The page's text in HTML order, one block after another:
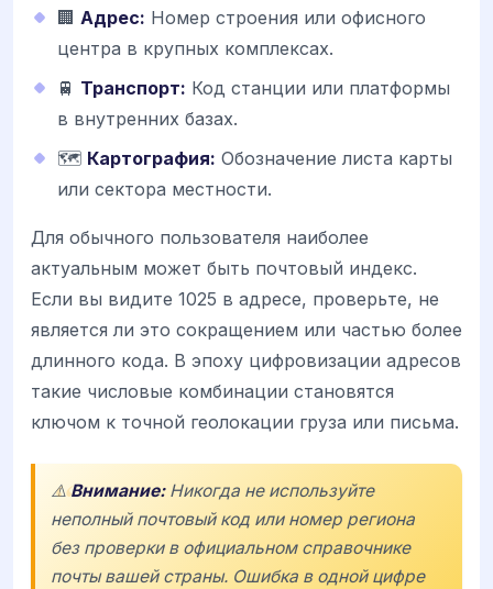
🏢 Адрес: Номер строения или офисного
центра в крупных комплексах.
🚆 Транспорт: Код станции или платформы
в внутренних базах.
🗺️ Картография: Обозначение листа карты
или сектора местности.
Для обычного пользователя наиболее
актуальным может быть почтовый индекс.
Если вы видите 1025 в адресе, проверьте, не
является ли это сокращением или частью более
длинного кода. В эпоху цифровизации адресов
такие числовые комбинации становятся
ключом к точной геолокации груза или письма.
⚠️Внимание:Никогда не используйте
неполный почтовый код или номер региона
без проверки в официальном справочнике
почты вашей страны. Ошибка в одной цифре